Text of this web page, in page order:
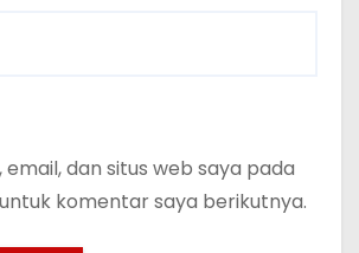
dan situs web saya pada
komentar saya berikutnya.